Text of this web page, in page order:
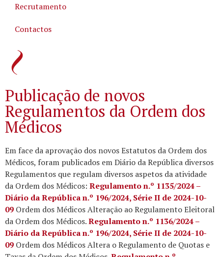
Recrutamento
Contactos
Publicação de novos
Regulamentos da Ordem dos
Médicos
Em face da aprovação dos novos Estatutos da Ordem dos
Médicos, foram publicados em Diário da República diversos
Regulamentos que regulam diversos aspetos da atividade
da Ordem dos Médicos: Regulamento n.º 1135/2024 –
Diário da República n.º 196/2024, Série II de 2024-10-
09 Ordem dos Médicos Alteração ao Regulamento Eleitoral
da Ordem dos Médicos.Regulamento n.º 1136/2024 –
Diário da República n.º 196/2024, Série II de 2024-10-
09 Ordem dos Médicos Altera o Regulamento de Quotas e